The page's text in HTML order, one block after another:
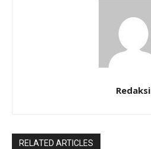
Redaksi
RELATED ARTICLES